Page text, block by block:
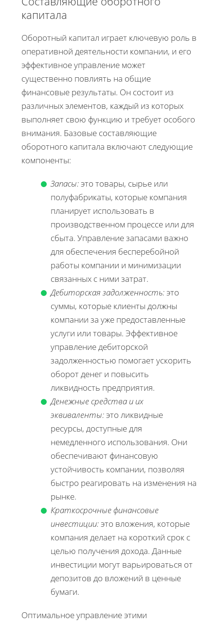
капитала
Оборотный капитал играет ключевую роль в
оперативной деятельности компании, и его
эффективное управление может
существенно повлиять на общие
финансовые результаты. Он состоит из
различных элементов, каждый из которых
выполняет свою функцию и требует особого
внимания. Базовые составляющие
оборотного капитала включают следующие
компоненты:
Запасы:это товары, сырье или
полуфабрикаты, которые компания
планирует использовать в
производственном процессе или для
сбыта. Управление запасами важно
для обеспечения бесперебойной
работы компании и минимизации
связанных с ними затрат.
Дебиторская задолженность:это
суммы, которые клиенты должны
компании за уже предоставленные
услуги или товары. Эффективное
управление дебиторской
задолженностью помогает ускорить
оборот денег и повысить
ликвидность предприятия.
Денежные средства и их
эквиваленты:это ликвидные
ресурсы, доступные для
немедленного использования. Они
обеспечивают финансовую
устойчивость компании, позволяя
быстро реагировать на изменения на
рынке.
Краткосрочные финансовые
инвестиции:это вложения, которые
компания делает на короткий срок с
целью получения дохода. Данные
инвестиции могут варьироваться от
депозитов до вложений в ценные
бумаги.
Оптимальное управление этими